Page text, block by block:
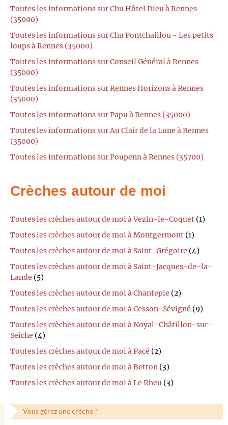
Toutes les informations sur Chu Hôtel Dieu à Rennes
(35000)
Toutes les informations sur Chu Pontchaillou - Les petits
loups à Rennes (35000)
Toutes les informations sur Conseil Général à Rennes
(35000)
Toutes les informations sur Rennes Horizons à Rennes
(35000)
Toutes les informations sur Papu à Rennes (35000)
Toutes les informations sur Au Clair de la Lune à Rennes
(35000)
Toutes les informations sur Poupenn à Rennes (35700)
Crèches autour de moi
Toutes les crèches autour de moi à Vezin-le-Coquet (1)
Toutes les crèches autour de moi à Montgermont (1)
Toutes les crèches autour de moi à Saint-Grégoire (4)
Toutes les crèches autour de moi à Saint-Jacques-de-la-
Lande (5)
Toutes les crèches autour de moi à Chantepie (2)
Toutes les crèches autour de moi à Cesson-Sévigné (9)
Toutes les crèches autour de moi à Noyal-Châtillon-sur-
Seiche (4)
Toutes les crèches autour de moi à Pacé (2)
Toutes les crèches autour de moi à Betton (3)
Toutes les crèches autour de moi à Le Rheu (3)
Vous gérez une crèche ?